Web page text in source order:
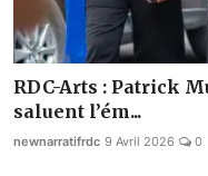
RDC-Arts : Patrick
saluent l’ém...
newnarratifrdc 9 Avril 2026 0